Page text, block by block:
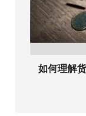
如何理解